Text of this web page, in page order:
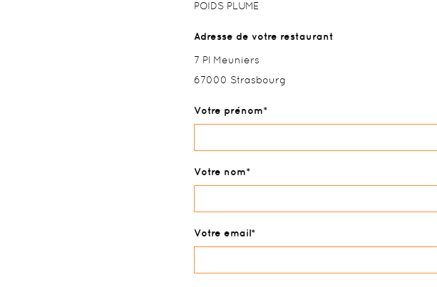
POIDS PLUME
Adresse de votre restaurant
7 Pl Meuniers
67000 Strasbourg
Votre prénom
Votre nom
Votre email